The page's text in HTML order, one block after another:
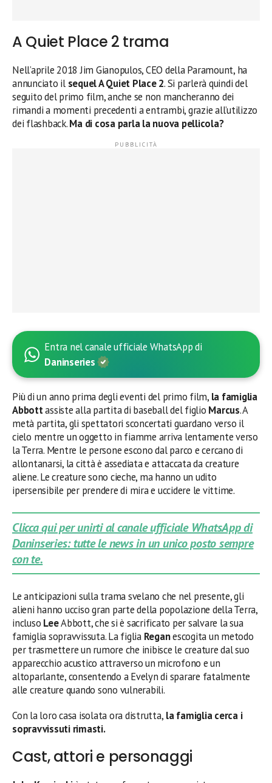
A Quiet Place 2 trama
Nell’aprile 2018 Jim Gianopulos, CEO della Paramount, ha
annunciato il sequel A Quiet Place 2. Si parlerà quindi del
seguito del primo film, anche se non mancheranno dei
rimandi a momenti precedenti a entrambi, grazie all’utilizzo
dei flashback.Ma di cosa parla la nuova pellicola?
Entra nel canale ufficiale WhatsApp di
Daninseries
Più di un anno prima degli eventi del primo film, la famiglia
Abbottassiste alla partita di baseball del figlio Marcus. A
metà partita, gli spettatori sconcertati guardano verso il
cielo mentre un oggetto in fiamme arriva lentamente verso
la Terra. Mentre le persone escono dal parco e cercano di
allontanarsi, la città è assediata e attaccata da creature
aliene. Le creature sono cieche, ma hanno un udito
ipersensibile per prendere di mira e uccidere le vittime.
Clicca qui per unirti al canale ufficiale WhatsApp di
Daninseries: tutte le news in un unico posto sempre
con te.
Le anticipazioni sulla trama svelano che nel presente, gli
alieni hanno ucciso gran parte della popolazione della Terra,
incluso LeeAbbott, che si è sacrificato per salvare la sua
famiglia sopravvissuta. La figlia Reganescogita un metodo
per trasmettere un rumore che inibisce le creature dal suo
apparecchio acustico attraverso un microfono e un
altoparlante, consentendo a Evelyn di sparare fatalmente
alle creature quando sono vulnerabili.
Con la loro casa isolata ora distrutta, la famiglia cerca i
sopravvissuti rimasti.
Cast, attori e personaggi